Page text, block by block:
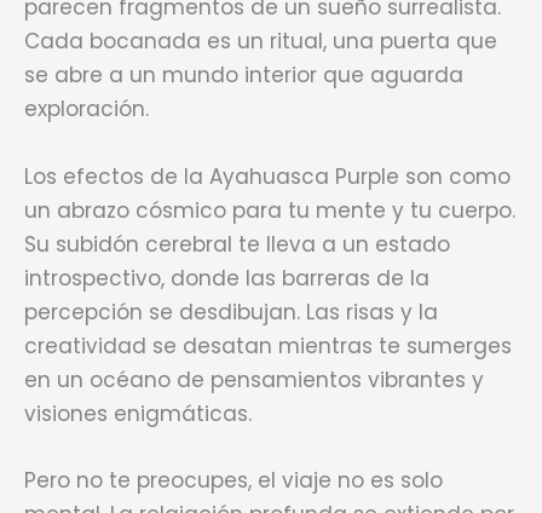
parecen fragmentos de un sueño surrealista.
Cada bocanada es un ritual, una puerta que
se abre a un mundo interior que aguarda
exploración.
Los efectos de la Ayahuasca Purple son como
un abrazo cósmico para tu mente y tu cuerpo.
Su subidón cerebral te lleva a un estado
introspectivo, donde las barreras de la
percepción se desdibujan. Las risas y la
creatividad se desatan mientras te sumerges
en un océano de pensamientos vibrantes y
visiones enigmáticas.
Pero no te preocupes, el viaje no es solo